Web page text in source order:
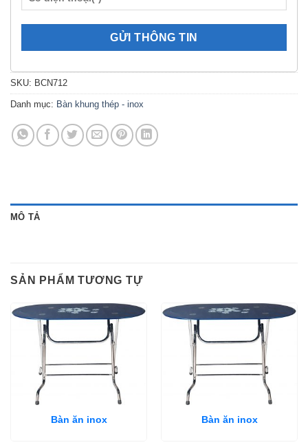
SKU: BCN712
Danh mục: Bàn khung thép - inox
MÔ TẢ
SẢN PHẨM TƯƠNG TỰ
Bàn ăn inox Bàn ăn inox